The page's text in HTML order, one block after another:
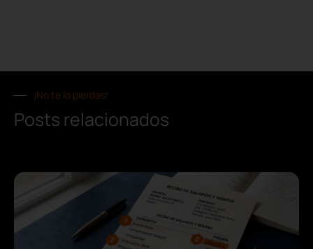
¡No te lo pierdas!
Posts relacionados